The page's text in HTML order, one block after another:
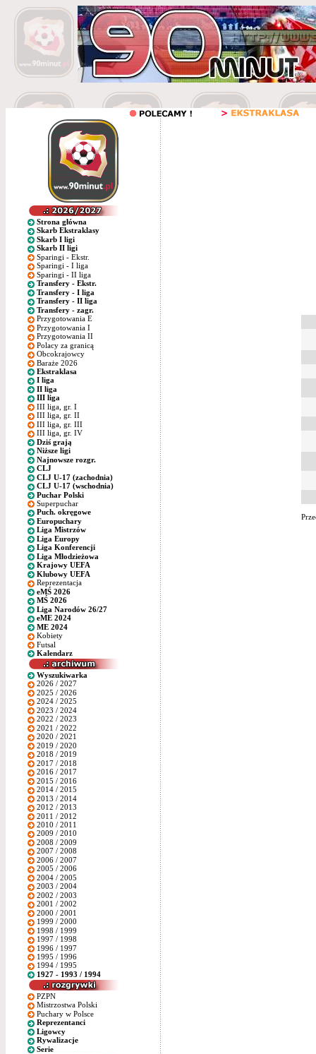
Strona główna
Skarb Ekstraklasy
Skarb I ligi
Skarb II ligi
Sparingi - Ekstr.
Sparingi - I liga
Sparingi - II liga
Transfery - Ekstr.
Transfery - I liga
Transfery - II liga
Transfery - zagr.
Przygotowania E
Przygotowania I
Przygotowania II
Polacy za granicą
Obcokrajowcy
Baraże 2026
Ekstraklasa
I liga
II liga
III liga
III liga, gr. I
III liga, gr. II
III liga, gr. III
III liga, gr. IV
Dziś grają
Niższe ligi
Najnowsze rozgr.
CLJ
CLJ U-17 (zachodnia)
CLJ U-17 (wschodnia)
Puchar Polski
Superpuchar
Puch. okręgowe
Europuchary
Liga Mistrzów
Liga Europy
Liga Konferencji
Liga Młodzieżowa
Krajowy UEFA
Klubowy UEFA
Reprezentacja
eMŚ 2026
MŚ 2026
Liga Narodów 26/27
eME 2024
ME 2024
Kobiety
Futsal
Kalendarz
Wyszukiwarka
2026 / 2027
2025 / 2026
2024 / 2025
2023 / 2024
2022 / 2023
2021 / 2022
2020 / 2021
2019 / 2020
2018 / 2019
2017 / 2018
2016 / 2017
2015 / 2016
2014 / 2015
2013 / 2014
2012 / 2013
2011 / 2012
2010 / 2011
2009 / 2010
2008 / 2009
2007 / 2008
2006 / 2007
2005 / 2006
2004 / 2005
2003 / 2004
2002 / 2003
2001 / 2002
2000 / 2001
1999 / 2000
1998 / 1999
1997 / 1998
1996 / 1997
1995 / 1996
1994 / 1995
1927 - 1993 / 1994
PZPN
Mistrzostwa Polski
Puchary w Polsce
Reprezentanci
Ligowcy
Rywalizacje
Serie